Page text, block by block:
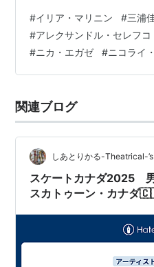
#イリア・マリニン #三浦
#アレクサンドル・セレフコ
#ニカ・エガゼ #ニコライ
関連ブログ
しあとりかる-Theatrical-
スケートカナダ2025
スカトゥーン・カナダ